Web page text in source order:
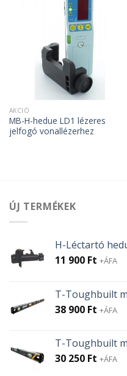
AKCIÓ
MB-H-hedue LD1 lézeres
jelfogó vonallézerhez
ÚJ TERMÉKEK
H-Léctartó
11 900 Ft +ÁFA
T-Toughbuilt
38 900 Ft +ÁFA
T-Toughbuilt
30 250 Ft +ÁFA